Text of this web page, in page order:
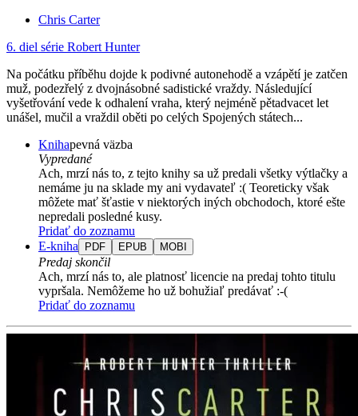
Chris Carter
6. diel série Robert Hunter
Na počátku příběhu dojde k podivné autonehodě a vzápětí je zatčen
muž, podezřelý z dvojnásobné sadistické vraždy. Následující
vyšetřování vede k odhalení vraha, který nejméně pětadvacet let
unášel, mučil a vraždil oběti po celých Spojených státech...
Knihapevná väzba
Vypredané
Ach, mrzí nás to, z tejto knihy sa už predali všetky výtlačky a
nemáme ju na sklade my ani vydavateľ :( Teoreticky však
môžete mať šťastie v niektorých iných obchodoch, ktoré ešte
nepredali posledné kusy.
Pridať do zoznamu
E-kniha
PDF EPUB MOBI
Predaj skončil
Ach, mrzí nás to, ale platnosť licencie na predaj tohto titulu
vypršala. Nemôžeme ho už bohužiaľ predávať :-(
Pridať do zoznamu